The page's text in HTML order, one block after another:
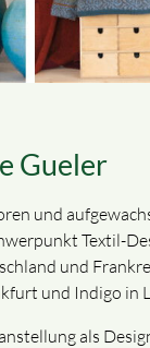
Gueler
und
Textil-
und
und Indigo in
als